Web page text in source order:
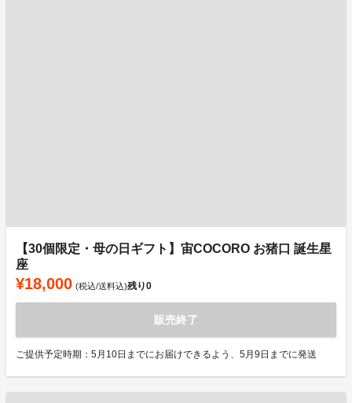
【30個限定・母の日ギフト】宙COCORO お猪口 誕生星
座
¥18,000 (税込/送料込)残り0
販売終了
ご提供予定時期：5月10日までにお届けできるよう、5月9日までに発送